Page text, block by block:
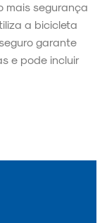
mais segurança
a bicicleta
garante
e pode incluir